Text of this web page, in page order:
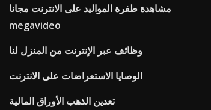
مشاهدة طفرة المواليد على الانترنت مجانا
megavideo
وظائف عبر الإنترنت من المنزل لنا
الوصايا الاستعراضات على الانترنت
تعدين الذهب الأوراق المالية